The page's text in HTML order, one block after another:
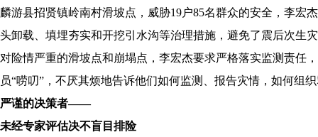
麟游县招贤镇岭南村滑坡点，威胁19户85名群众的安全，李
头卸载、填埋夯实和开挖引水沟等治理措施，避免了震后次生
对险情严重的滑坡点和崩塌点，李宏杰要求严格落实监测责任
员“唠叨”，不厌其烦地告诉他们如何监测、报告灾情，如何组
严谨的决策者——
未经专家评估决不盲目排险